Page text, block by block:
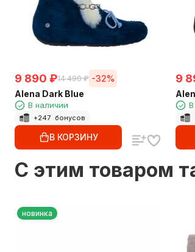
9 890 ₽14 490 ₽ -32%
Alena Dark Blue
В наличии
+247 бонусов
В КОРЗИНУ
9
C этим товаром
новинка